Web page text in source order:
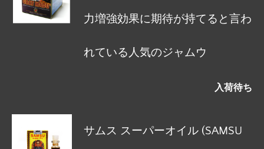
力増強効果に期待が持てると言わ
れている人気のジャムウ
入荷待ち
サムス スーパーオイル (SAMSU